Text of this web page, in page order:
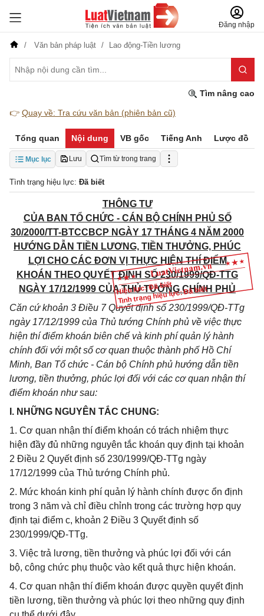
Đăng nhập
Văn bản pháp luật Lao động-Tiền lương
Tìm nâng cao
👉 Quay về: Tra cứu văn bản (phiên bản cũ)
Tổng quan Nội dung VB gốc Tiếng Anh Lược đồ
Mục lục Lưu Tìm từ trong trang
Tình trạng hiệu lực: Đã biết
Hiệu lực: Đã biết
Tình trạng hiệu lực: Đã biết
THÔNG TƯ
CỦA BAN TỔ CHỨC - CÁN BỘ CHÍNH PHỦ SỐ
30/2000/TT-BTCCBCP NGÀY 17 THÁNG 4 NĂM 2000
HƯỚNG DẪN TIỀN LƯƠNG, TIỀN THƯỞNG, PHÚC
LỢI CHO CÁC ĐƠN VỊ THỰC HIỆN THÍ ĐIỂM
KHOÁN THEO QUYẾT ĐỊNH SỐ 230/1999/QĐ-TTG
NGÀY 17/12/1999 CỦA THỦ TƯỚNG CHÍNH PHỦ
Căn cứ khoản 3 Điều 7 Quyết định số 230/1999/QĐ-TTg
ngày 17/12/1999 của Thủ tướng Chính phủ về việc thực
hiện thí điểm khoán biên chế và kinh phí quản lý hành
chính đối với một số cơ quan thuộc thành phố Hồ Chí
Minh, Ban Tổ chức - Cán bộ Chính phủ hướng dẫn tiền
lương, tiền thưởng, phúc lợi đối với các cơ quan nhận thí
điểm khoán như sau:
I. NHỮNG NGUYÊN TẮC CHUNG:
1. Cơ quan nhận thí điểm khoán có trách nhiệm thực
hiện đầy đủ những nguyên tắc khoán quy định tại khoản
2 Điều 2 Quyết định số 230/1999/QĐ-TTg ngày
17/12/1999 của Thủ tướng Chính phủ.
2. Mức khoán kinh phí quản lý hành chính được ổn định
trong 3 năm và chỉ điều chỉnh trong các trường hợp quy
định tại điểm c, khoản 2 Điều 3 Quyết định số
230/1999/QĐ-TTg.
3. Việc trả lương, tiền thưởng và phúc lợi đối với cán
bộ, công chức phụ thuộc vào kết quả thực hiện khoán.
4. Cơ quan nhận thí điểm khoán được quyền quyết định
tiền lương, tiền thưởng và phúc lợi theo những quy định